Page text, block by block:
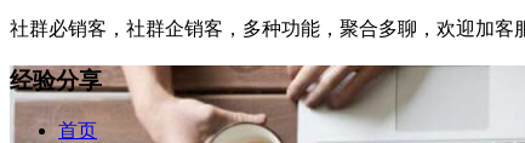
社群必销客，社群企销客，多种功能，聚合多聊，欢迎加客
经验分享
首页